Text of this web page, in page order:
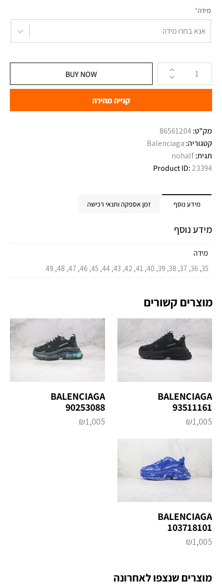
מידה*
אנא בחרו מידה
BUY NOW
קנייה מהירה
מק"ט:86561204
קטגוריה: Balenciaga
תגית:nohalf
Product ID: 23394
מידע נוסף זמן אספקה ותנאי רכישה
מידע נוסף
מידה
35, 36, 37, 38, 39, 40, 41, 42, 43, 44, 45, 46, 47, 48, 49
מוצרים קשורים
BALENCIAGA
93511161
₪1,005
BALENCIAGA
90253088
₪1,005
BALENCIAGA
103718101
₪1,005
מוצרים שנצפו לאחרונה